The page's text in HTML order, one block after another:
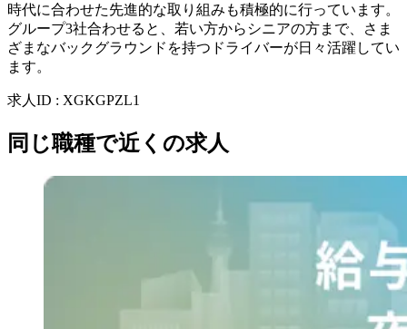
時代に合わせた先進的な取り組みも積極的に行っています。
グループ3社合わせると、若い方からシニアの方まで、さま
ざまなバックグラウンドを持つドライバーが日々活躍してい
ます。
求人ID : XGKGPZL1
同じ職種で近くの求人